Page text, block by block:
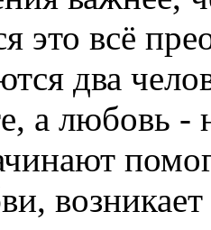
это всё
два
а любовь -